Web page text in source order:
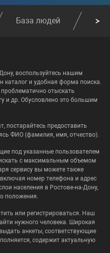
База людей
воспользуйтесь нашим
каталог и удобная форма поиска.
отыскать
и др. Обусловлено это большим
постарайтесь предоставить
ФИО (фамилия, имя, отчество).
под указанные пользователем
с максимальным объемом
сервису вы можете также
номер телефона и адрес
населения в Ростове-на-Дону,
положения.
или регистрироваться. Наш
нужного человека. Широкая
анкеты, соответствующие
содержит актуальную